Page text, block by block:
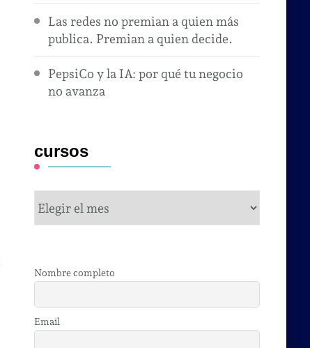
Las redes no premian a quien más
publica. Premian a quien decide.
PepsiCo y la IA: por qué tu negocio
no avanza
cursos
cursos
Nombre completo
Email